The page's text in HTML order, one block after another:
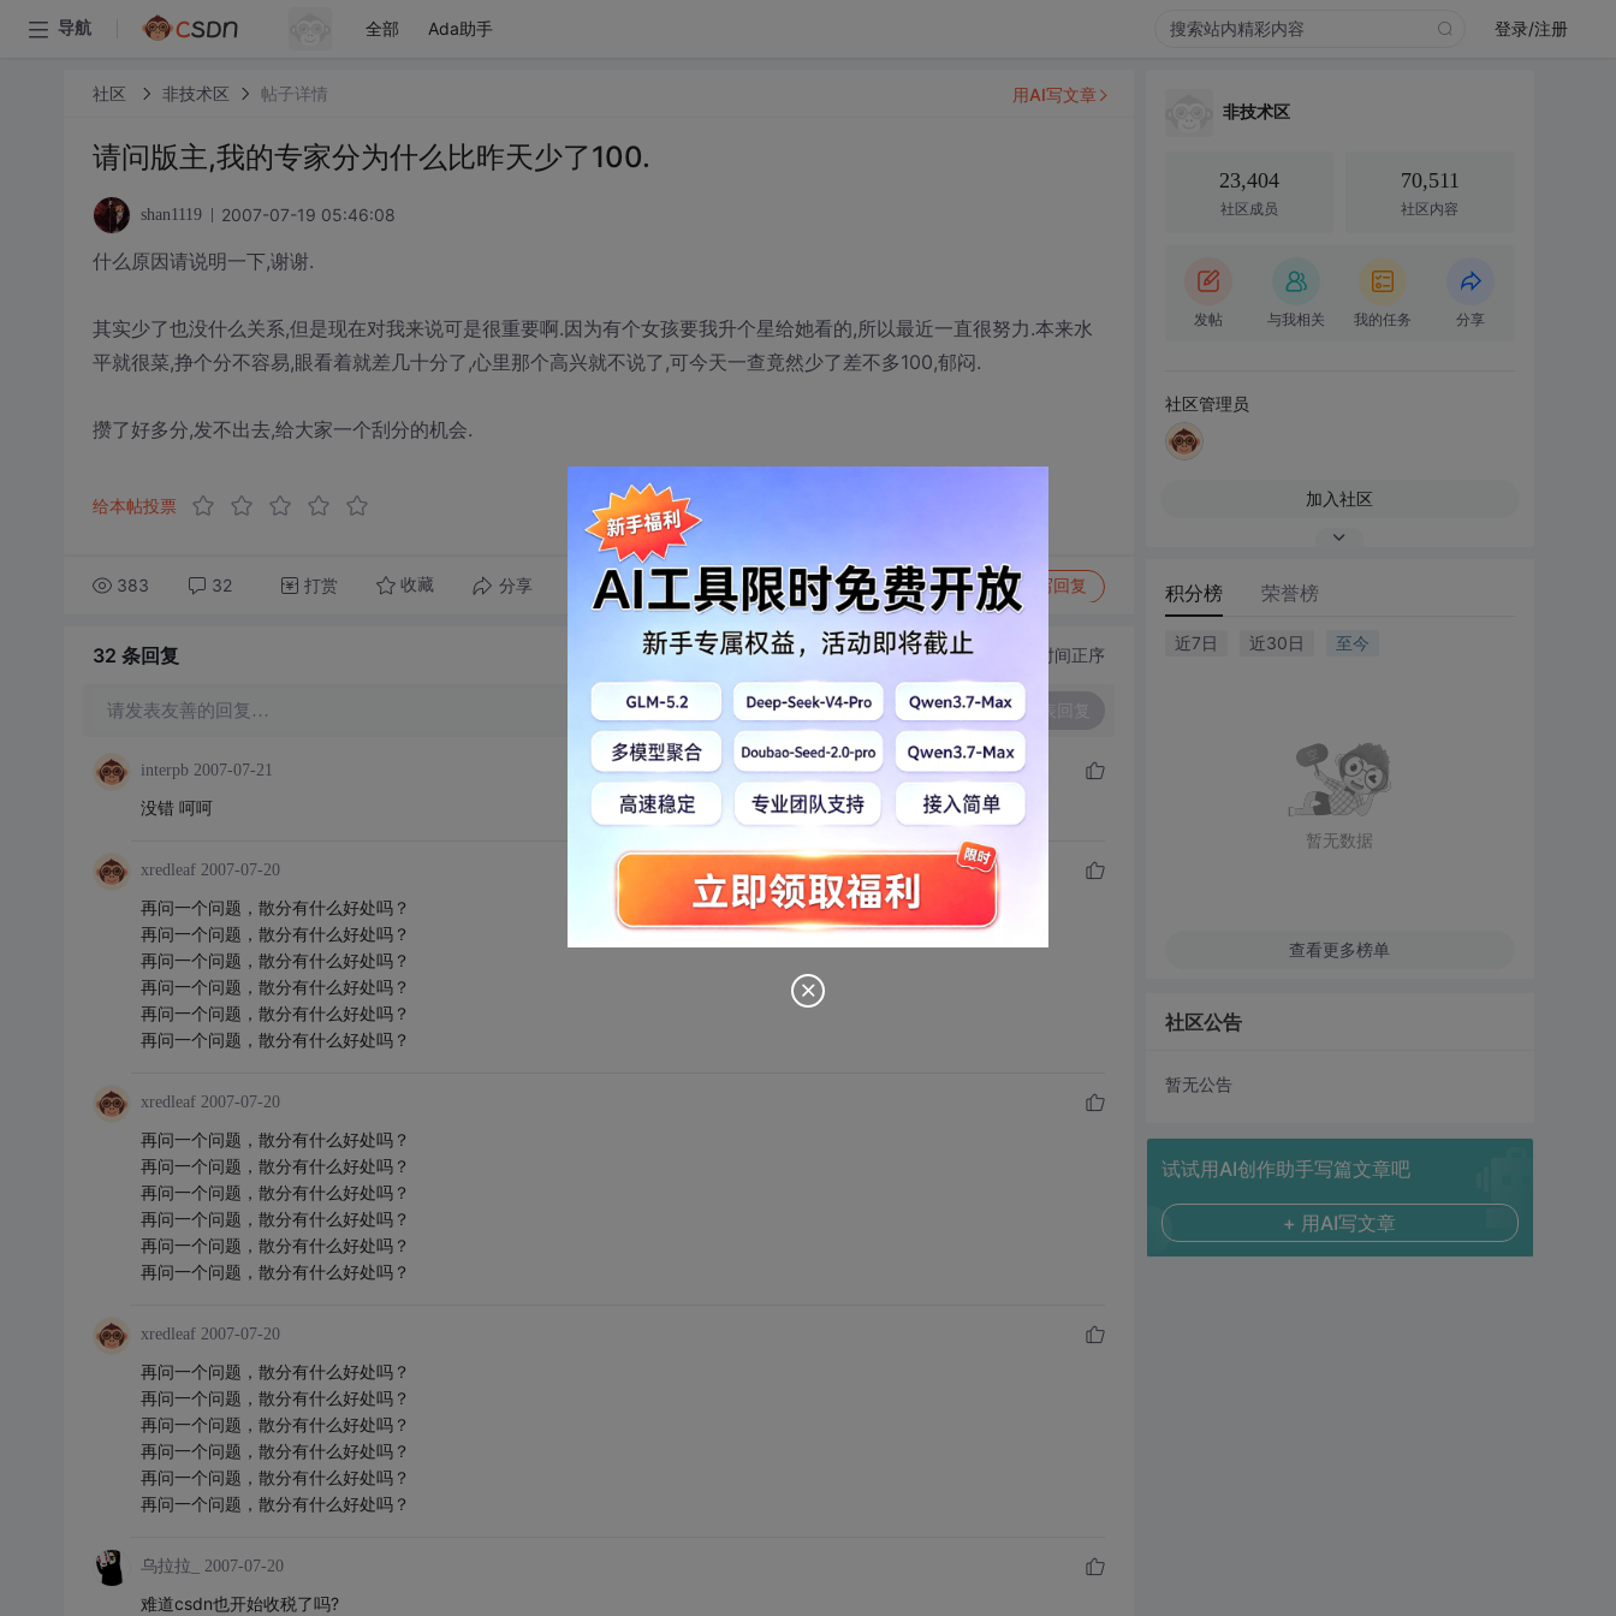
导航 全部 Ada助手 登录/注册
社区 非技术区 帖子详情
请问版主,我的专家分为什么比昨天少了100.
shan1119 2007-07-19 05:46:08
什么原因请说明一下,谢谢.
其实少了也没什么关系,但是现在对我来说可是很重要啊.因为有个女孩要我升个星给她看的,所以最近一直很努力.本来水
平就很菜,挣个分不容易,眼看着就差几十分了,心里那个高兴就不说了,可今天一查竟然少了差不多100,郁闷.
攒了好多分,发不出去,给大家一个刮分的机会.
给本帖投票
383 32 打赏 收藏 分享 转发到动态 举报 写回复
用AI写文章
32 条回复 切换为时间正序
请发表友善的回复… 发表回复
interpb 2007-07-21
没错 呵呵
xredleaf 2007-07-20
再问一个问题，散分有什么好处吗？
再问一个问题，散分有什么好处吗？
再问一个问题，散分有什么好处吗？
再问一个问题，散分有什么好处吗？
再问一个问题，散分有什么好处吗？
再问一个问题，散分有什么好处吗？
xredleaf 2007-07-20
再问一个问题，散分有什么好处吗？
再问一个问题，散分有什么好处吗？
再问一个问题，散分有什么好处吗？
再问一个问题，散分有什么好处吗？
再问一个问题，散分有什么好处吗？
再问一个问题，散分有什么好处吗？
xredleaf 2007-07-20
再问一个问题，散分有什么好处吗？
再问一个问题，散分有什么好处吗？
再问一个问题，散分有什么好处吗？
再问一个问题，散分有什么好处吗？
再问一个问题，散分有什么好处吗？
再问一个问题，散分有什么好处吗？
乌拉拉_ 2007-07-20
难道csdn也开始收税了吗?
非技术区
23,404
社区成员
70,511
社区内容
发帖 与我相关 我的任务 分享
社区管理员
加入社区
积分榜 荣誉榜
近7日 近30日 至今
暂无数据
查看更多榜单
社区公告
暂无公告
试试用AI创作助手写篇文章吧
+ 用AI写文章